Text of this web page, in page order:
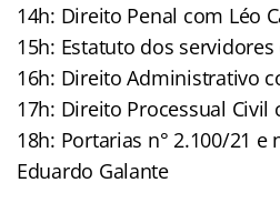
14h: Direito Penal com Léo
15h: Estatuto dos
16h: Direito Administrativo
17h: Direito Processual Civil
18h: Portarias n° 2.100/21 e
Eduardo Galante